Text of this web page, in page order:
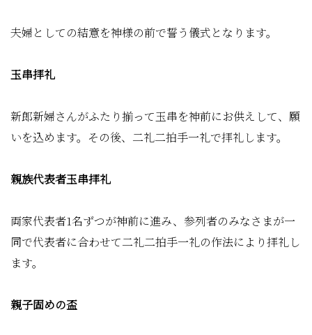
夫婦としての結意を神様の前で誓う儀式となります。
玉串拝礼
新郎新婦さんがふたり揃って玉串を神前にお供えして、願
いを込めます。その後、二礼二拍手一礼で拝礼します。
親族代表者玉串拝礼
両家代表者1名ずつが神前に進み、参列者のみなさまが一
同で代表者に合わせて二礼二拍手一礼の作法により拝礼し
ます。
親子固めの盃